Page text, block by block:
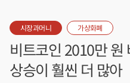
시장과머니 가상화폐
비트코인 2010만 원
상승이 훨씬 더 많아